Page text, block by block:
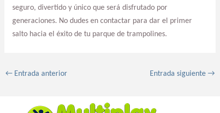
seguro, divertido y único que será disfrutado por
generaciones. No dudes en contactar para dar el primer
salto hacia el éxito de tu parque de trampolines.
←Entrada anterior Entrada siguiente→